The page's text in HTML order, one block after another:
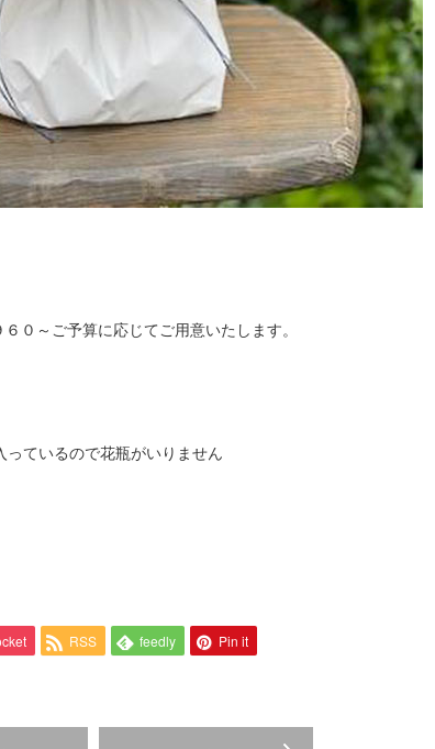
０～ご予算に応じてご用意いたします。
ているので花瓶がいりません
RSS feedly Pin it